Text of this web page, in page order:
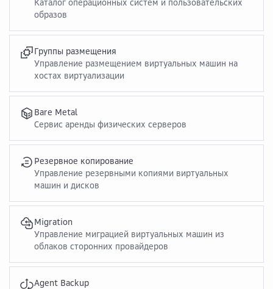
Каталог операционных систем и пользовательских
образов
Группы размещения
Управление размещением виртуальных машин на
хостах виртуализации
Bare Metal
Сервис аренды физических серверов
Резервное копирование
Управление резервными копиями виртуальных
машин и дисков
Migration
Управление миграцией виртуальных машин из
облаков сторонних провайдеров
Agent Backup